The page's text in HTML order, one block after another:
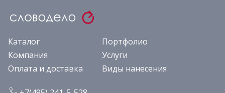
Каталог
Портфолио
Компания
Услуги
Оплата и доставка
Виды нанесения